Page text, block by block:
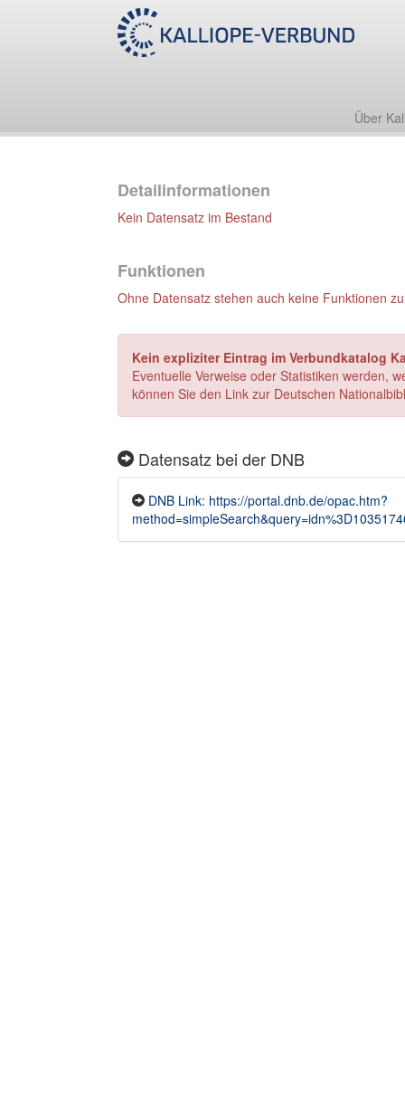
Über
Detailinformationen
Kein Datensatz im Bestand
Funktionen
Ohne Datensatz stehen auch keine Funktionen
Kein expliziter Eintrag im Verbundkatalog
Eventuelle Verweise oder Statistiken werden,
können Sie den Link zur Deutschen
Datensatz bei der DNB
DNB Link: https://portal.dnb.de/opac.htm?